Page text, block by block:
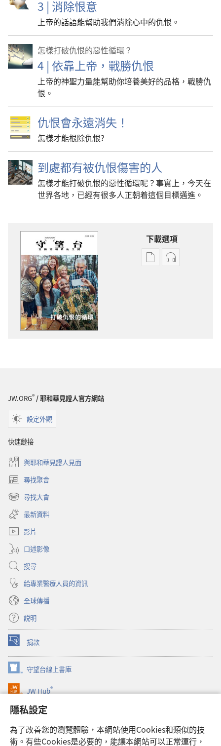
隱私設定
為了改善您的瀏覽體驗，本網站使用Cookies和類似的技
術。有些Cookies是必要的，能讓本網站可以正常運行，
3 | 消除恨意
上帝的話語能幫助我們消除心中的仇恨。
怎樣打破仇恨的惡性循環？
4 | 依靠上帝，戰勝仇恨
上帝的神聖力量能幫助你培養美好的品格，戰勝仇
恨。
仇恨會永遠消失！
怎樣才能根除仇恨?
到處都有被仇恨傷害的人
怎樣才能打破仇恨的惡性循環呢？事實上，今天在
世界各地，已經有很多人正朝着這個目標邁進。
下載選項
電
的
錄
JW.ORG®/ 耶和華見證人官方網站
設定外觀
快速鏈接
與耶和華見證人見面
尋找聚會
（開
啟
新
視
窗）
尋找大會
（開
啟
新
視
最新資料
影片
口述影像
搜尋
給專業醫療人員的資訊
全球傳播
説明
捐款
（開
啟
新
視
窗）
守望台線上書庫
（開
啟
新
窗）
JW Hub®
（開
啟
新
窗）
JW Library®
Watchtower Library